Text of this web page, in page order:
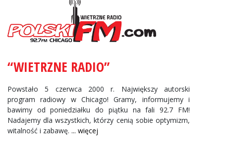
“WIETRZNE RADIO”
Powstało 5 czerwca 2000 r. Największy autorski
program radiowy w Chicago! Gramy, informujemy i
bawimy od poniedziałku do piątku na fali 92.7 FM!
Nadajemy dla wszystkich, którzy cenią sobie optymizm,
witalność i zabawę. ... więcej
Informacje Giełdowe